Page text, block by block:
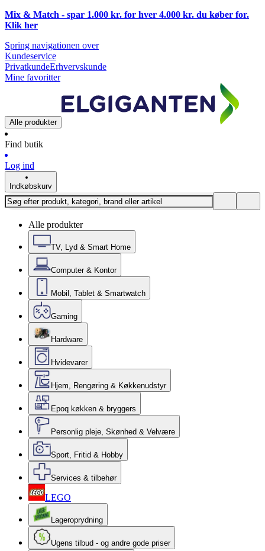
Mix & Match - spar 1.000 kr. for hver 4.000 kr. du køber for.
Klik her
Spring navigationen over
Kundeservice
PrivatkundeErhvervskunde
Mine favoritter
Alle produkter
Find butik
Log ind
Indkøbskurv
Alle produkter
TV, Lyd & Smart Home
Computer & Kontor
Mobil, Tablet & Smartwatch
Gaming
Hardware
Hvidevarer
Hjem, Rengøring & Køkkenudstyr
Epoq køkken & bryggers
Personlig pleje, Skønhed & Velvære
Sport, Fritid & Hobby
Services & tilbehør
LEGO
Lageroprydning
Ugens tilbud - og andre gode priser